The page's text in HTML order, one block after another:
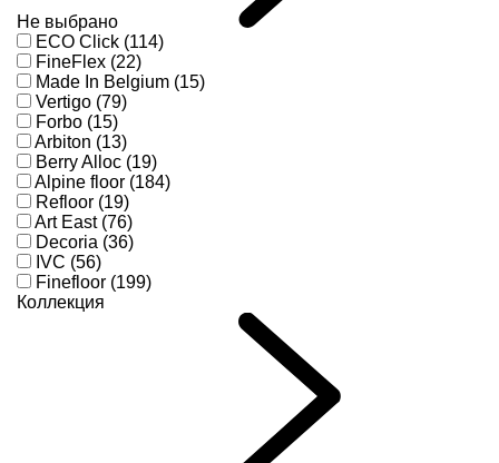
Не выбрано
ECO Click (114)
FineFlex (22)
Made In Belgium (15)
Vertigo (79)
Forbo (15)
Arbiton (13)
Berry Alloc (19)
Alpine floor (184)
Refloor (19)
Art East (76)
Decoria (36)
IVC (56)
Finefloor (199)
Коллекция